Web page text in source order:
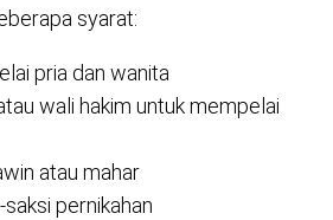
syarat:
pria dan wanita
wali hakim untuk mempelai
atau mahar
pernikahan